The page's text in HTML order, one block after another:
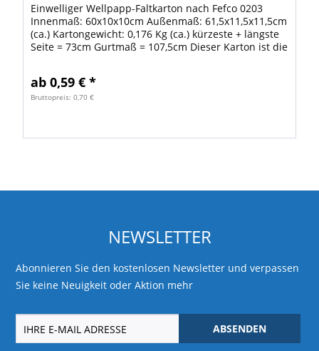
Einwelliger Wellpapp-Faltkarton nach Fefco 0203
Innenmaß: 60x10x10cm Außenmaß: 61,5x11,5x11,5cm
(ca.) Kartongewicht: 0,176 Kg (ca.) kürzeste + längste
Seite = 73cm Gurtmaß = 107,5cm Dieser Karton ist die
ab 0,59 € *
Bruttopreis: 0,70 €
NEWSLETTER
Abonnieren Sie den kostenlosen Newsletter und verpassen
Sie keine Neuigkeit oder Aktion mehr
ABSENDEN